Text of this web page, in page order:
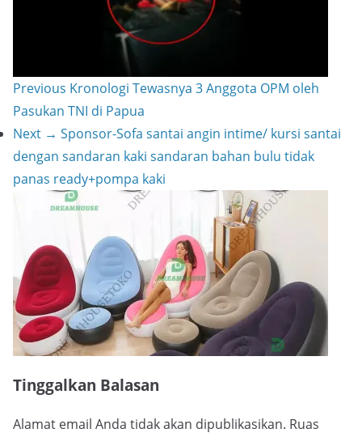
Previous Kronologi Tewasnya 3 Anggota OPM oleh
Pasukan TNI di Papua
Next → Sponsor-Sofa santai angin intime/ kursi santai
dengan sandaran kaki sandaran bahan bulu tidak
panas ready+pompa kaki
Tinggalkan Balasan
Alamat email Anda tidak akan dipublikasikan. Ruas